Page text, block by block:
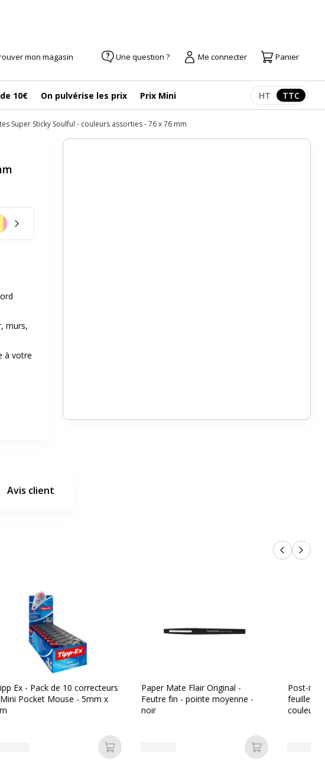
mon magasin Une question ? Me connecter Panier
10€ On pulvérise les prix Prix Mini Afficher les
HT TTC
Super Sticky Soulful - couleurs assorties - 76 x 76 mm
murs,
à votre
Avis client
Produits
panier
Ex - Pack de 10 correcteurs
Pocket Mouse - 5mm x
Ajouter au panier
Paper Mate Flair Original -
Feutre fin - pointe moyenne -
noir
Ajouter au
Post-it -
feuilles
couleurs